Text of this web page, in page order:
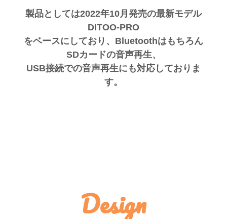
製品としては2022年10月発売の最新モデル
DITOO-PRO
をベースにしており、Bluetoothはもちろん
SDカードの音声再生、
USB接続での音声再生にも対応しておりま
す。
Design